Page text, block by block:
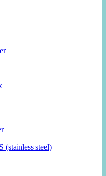
(stainless steel)